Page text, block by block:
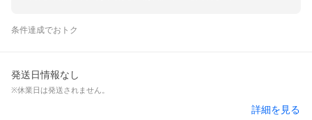
条件達成でおトク
発送日情報なし
※休業日は発送されません。
詳細を見る